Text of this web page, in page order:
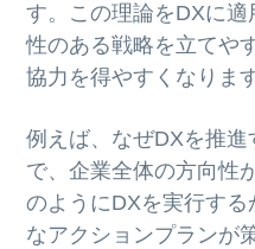
す。この理論をDXに
性のある戦略を立てや
協力を得やすくなります
例えば、なぜDXを推進
で、企業全体の方向性
のようにDXを実行す
なアクションプランが